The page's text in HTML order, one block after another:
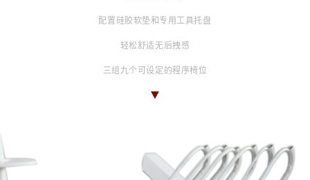
配置硅胶软垫和专用工具托盘
轻松舒适无后拽感
三组九个可设定的程序椅位
▼